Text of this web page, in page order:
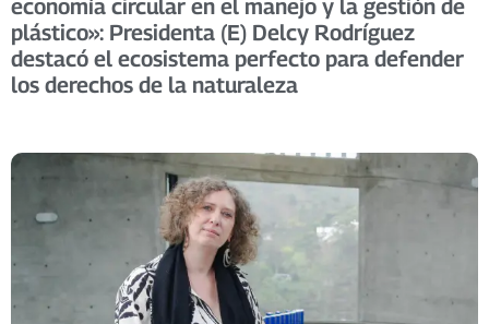
economía circular en el manejo y la gestión de
plástico»: Presidenta (E) Delcy Rodríguez
destacó el ecosistema perfecto para defender
los derechos de la naturaleza